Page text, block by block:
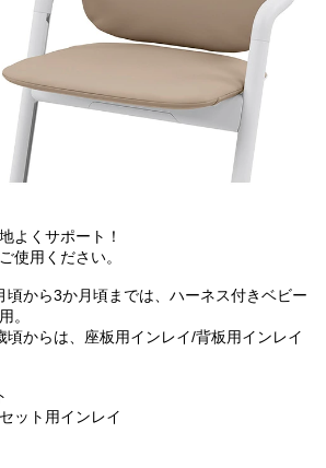
よくサポート！
使用ください。
頃から3か月頃までは、ハーネス付きベビー
。
頃からは、座板用インレイ/背板用インレイ
ット用インレイ